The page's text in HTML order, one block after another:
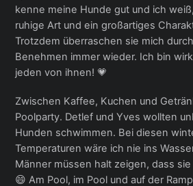
kenne meine Hunde gut und ich
ruhige Art und ein großartiges
Trotzdem überraschen sie mich
Benehmen immer wieder. Ich bin
jeden von ihnen! 💗
Zwischen Kaffee, Kuchen und
Poolparty. Detlef und Yves wollten
Hunden schwimmen. Bei diesen
Temperaturen wäre ich nie ins
Männer müssen halt zeigen, dass
😄 Am Pool, im Pool und auf der